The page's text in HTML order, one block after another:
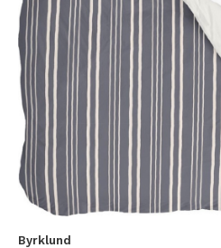
Byrklund